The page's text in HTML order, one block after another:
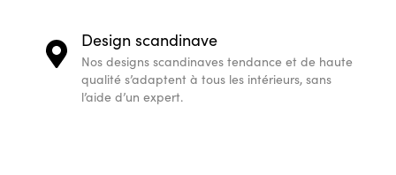
Design scandinave
Nos designs scandinaves tendance et de haute
qualité s’adaptent à tous les intérieurs, sans
l’aide d’un expert.